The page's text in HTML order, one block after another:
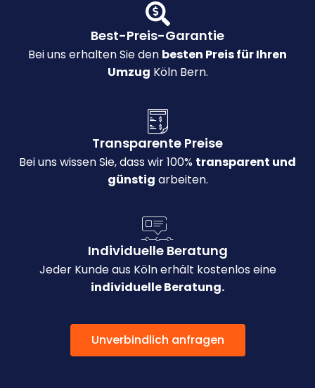
Best-Preis-Garantie
Bei uns erhalten Sie den besten Preis für Ihren
Umzug Köln Bern.
Transparente Preise
Bei uns wissen Sie, dass wir 100% transparent und
günstig arbeiten.
Individuelle Beratung
Jeder Kunde aus Köln erhält kostenlos eine
individuelle Beratung.
Unverbindlich anfragen